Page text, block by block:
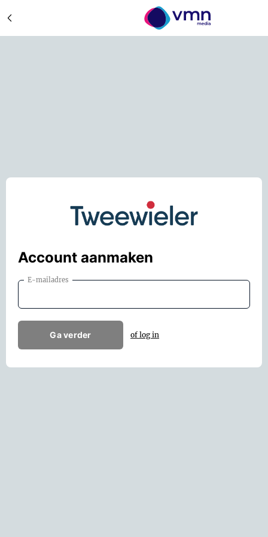
Account aanmaken
E-mailadres
Ga verder of log in